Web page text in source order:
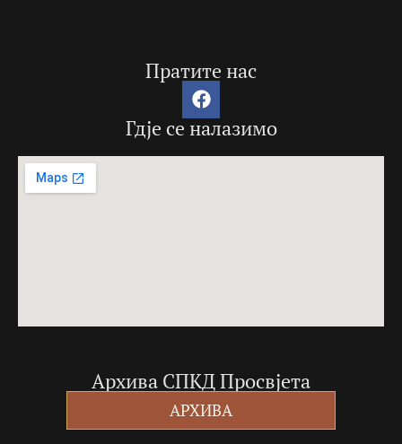
Пратите нас
Гдје се налазимо
Архива СПКД Просвјета
АРХИВА